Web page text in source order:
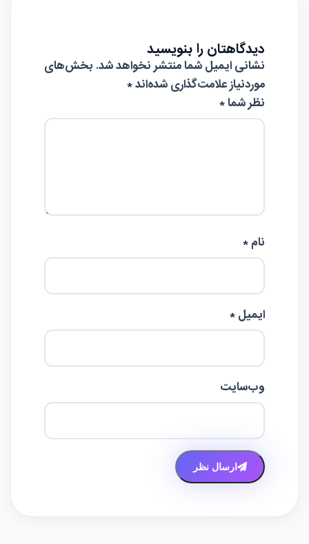
دیدگاهتان را بنویسید
نشانی ایمیل شما منتشر نخواهد شد. بخش‌های
موردنیاز علامت‌گذاری شده‌اند*
نظر شما *
نام *
ایمیل *
وب‌سایت
ارسال نظر